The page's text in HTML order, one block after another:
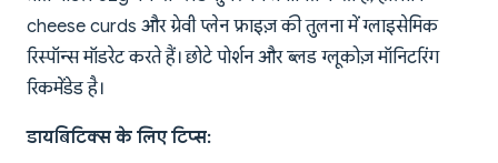
cheese curds और ग्रेवी प्लेन फ्राइज़ की तुलना में ग्लाइसेमिक
रिस्पॉन्स मॉडरेट करते हैं। छोटे पोर्शन और ब्लड ग्लूकोज़ मॉनिटरिंग
रिकमेंडेड है।
डायबिटिक्स के लिए टिप्स: